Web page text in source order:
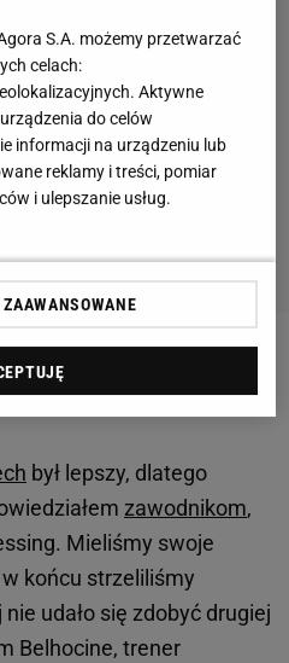
- Inter 2:5. Skrót meczu
był lepszy, dlatego
zawodnikom,
Mieliśmy swoje
końcu strzeliliśmy
udało się zdobyć drugiej
Belhocine, trener
S.A. możemy przetwarzać
celach:
Aktywne
do celów
informacji na urządzeniu lub
reklamy i treści, pomiar
i ulepszanie usług.